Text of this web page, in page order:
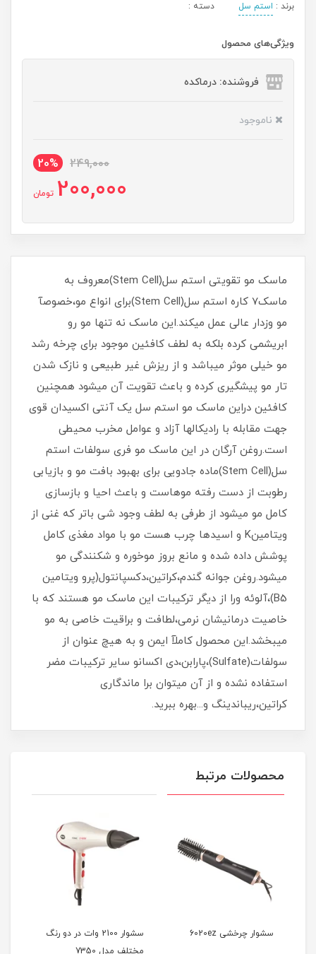
برند : استم سل دسته :
ویژگی‌های محصول
فروشنده: درماکده
ناموجود
249,000
20%
200,000 تومان
ماسک مو تقویتی استم سل(Stem Cell)معروف به
ماسک7 کاره استم سل(Stem Cell)برای انواع مو،خصوصآ
مو وزدار عالی عمل میکند.این ماسک نه تنها مو رو
ابریشمی کرده بلکه به لطف کافئین موجود برای چرخه رشد
مو خیلی موثر میباشد و از ریزش غیر طبیعی و نازک شدن
تار مو پیشگیری کرده و باعث تقویت آن میشود همچنین
کافئین دراین ماسک مو استم سل یک آنتی اکسیدان قوی
جهت مقابله با رادیکالها آزاد و عوامل مخرب محیطی
است.روغن آرگان در این ماسک مو فری سولفات استم
سل(Stem Cell)ماده جادویی برای بهبود بافت مو و بازیابی
رطوبت از دست رفته موهاست و باعث احیا و بازسازی
کامل مو میشود از طرفی به لطف وجود شی باتر که غنی از
ویتامینK و اسیدها چرب هست مو با مواد مغذی کامل
پوشش داده شده و مانع بروز موخوره و شکنندگی مو
میشود.روغن جوانه گندم،کراتین،دکسپانتول(پرو ویتامین
B5)،آلوئه ورا از دیگر ترکیبات این ماسک مو هستند که با
خاصیت درمانیشان نرمی،لطافت و براقیت خاصی به مو
میبخشد.این محصول کاملآ ایمن و به هیچ عنوان از
سولفات(Sulfate)،پارابن،دی اکسانو سایر ترکیبات مضر
استفاده نشده و از آن میتوان برا ماندگاری
کراتین،ریباندینگ و...بهره ببرید.
محصولات مرتبط
سشوار چرخشی 6020ez
سشوار 2100 وات در دو رنگ
مختلف مدل 7350